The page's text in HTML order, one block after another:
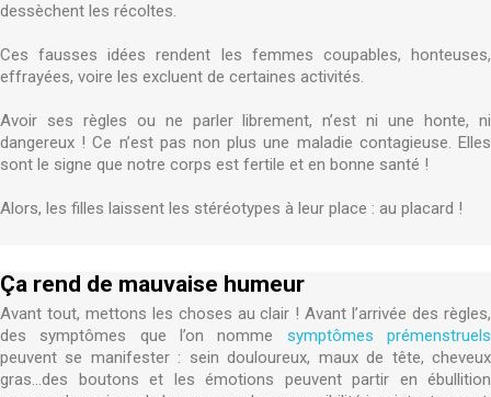
dessèchent les récoltes.
Ces fausses idées rendent les femmes coupables, honteuses,
effrayées, voire les excluent de certaines activités.
Avoir ses règles ou ne parler librement, n’est ni une honte, ni
dangereux ! Ce n’est pas non plus une maladie contagieuse. Elles
sont le signe que notre corps est fertile et en bonne santé !
Alors, les filles laissent les stéréotypes à leur place : au placard !
Ça rend de mauvaise humeur
Avant tout, mettons les choses au clair ! Avant l’arrivée des règles,
des symptômes que l’on nomme symptômes prémenstruels
peuvent se manifester : sein douloureux, maux de tête, cheveux
gras...des boutons et les émotions peuvent partir en ébullition